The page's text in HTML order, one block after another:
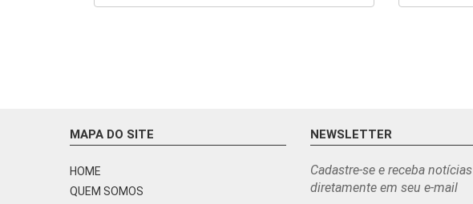
MAPA DO SITE
HOME
QUEM SOMOS
NEWSLETTER
Cadastre-se e receba notícias
diretamente em seu e-mail